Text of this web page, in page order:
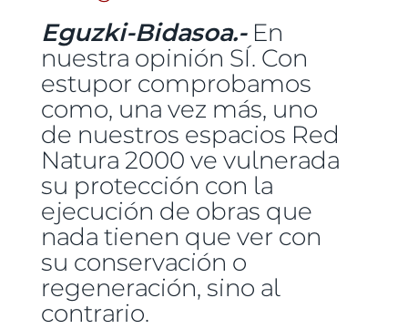
Eguzki-Bidasoa.-En
nuestra opinión SÍ. Con
estupor comprobamos
como, una vez más, uno
de nuestros espacios Red
Natura 2000 ve vulnerada
su protección con la
ejecución de obras que
nada tienen que ver con
su conservación o
regeneración, sino al
contrario.